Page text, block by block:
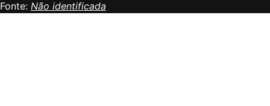
Fonte: Não identificada